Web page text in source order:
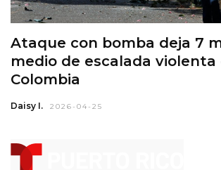
Ataque con bomba deja 7
medio de escalada violenta
Colombia
Daisy I. 2026-04-25